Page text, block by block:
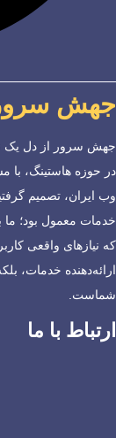
جهش
جهش سرور از دل یک
در حوزه هاستینگ،
وب ایران، تصمیم
خدمات معمول بود؛ ما
که نیازهای واقعی
ارائه‌دهنده خدمات،
شماست.
ارتباط با ما